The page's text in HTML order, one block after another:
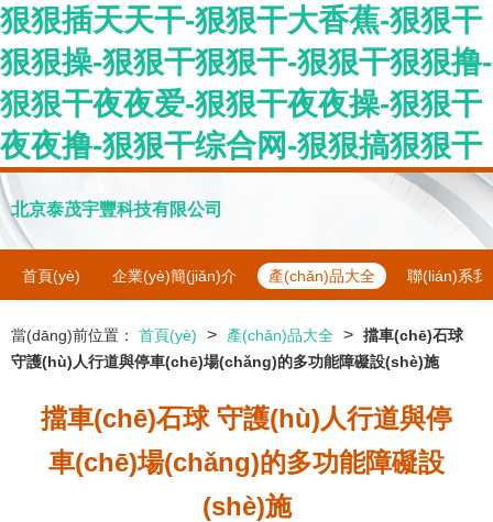
狠狠插天天干-狠狠干大香蕉-狠狠干
狠狠操-狠狠干狠狠干-狠狠干狠狠撸-
狠狠干夜夜爱-狠狠干夜夜操-狠狠干
夜夜撸-狠狠干综合网-狠狠搞狠狠干
北京泰茂宇豐科技有限公司
首頁(yè) 企業(yè)簡(jiǎn)介 產(chǎn)品大全 聯(lián)系我
當(dāng)前位置： 首頁(yè) > 產(chǎn)品大全 > 擋車(chē)石球
守護(hù)人行道與停車(chē)場(chǎng)的多功能障礙設(shè)施
擋車(chē)石球 守護(hù)人行道與停
車(chē)場(chǎng)的多功能障礙設
(shè)施